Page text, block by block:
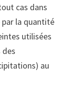
cas dans
la quantité
utilisées
au